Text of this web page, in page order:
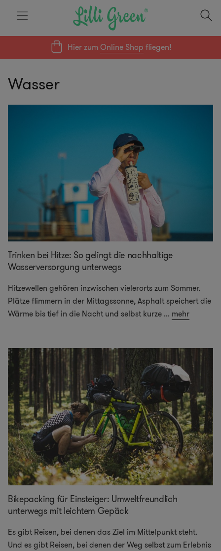
Hier zumOnline Shop fliegen!
Wasser
Trinken bei Hitze: So gelingt die nachhaltige
Wasserversorgung unterwegs
Hitzewellen gehören inzwischen vielerorts zum Sommer.
Plätze flimmern in der Mittagssonne, Asphalt speichert die
Wärme bis tief in die Nacht und selbst kurze ... mehr
Bikepacking für Einsteiger: Umweltfreundlich
unterwegs mit leichtem Gepäck
Es gibt Reisen, bei denen das Ziel im Mittelpunkt steht.
Und es gibt Reisen, bei denen der Weg selbst zum Erlebnis